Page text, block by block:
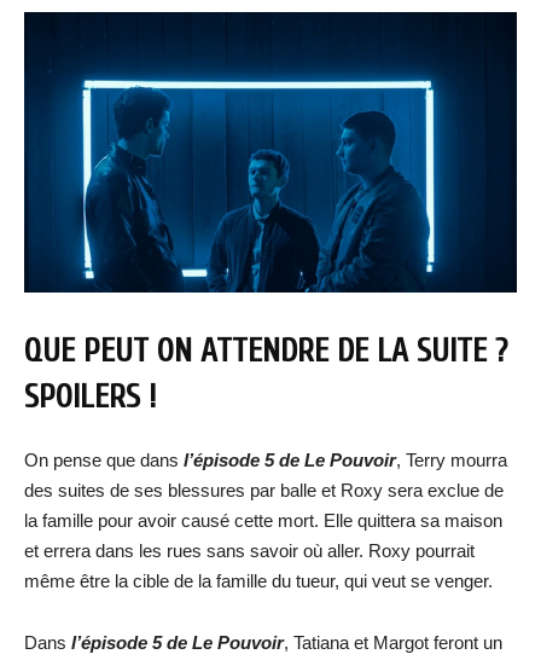
QUE PEUT ON ATTENDRE DE LA SUITE ?
SPOILERS !
On pense que dans l’épisode 5 de Le Pouvoir, Terry mourra
des suites de ses blessures par balle et Roxy sera exclue de
la famille pour avoir causé cette mort. Elle quittera sa maison
et errera dans les rues sans savoir où aller. Roxy pourrait
même être la cible de la famille du tueur, qui veut se venger.
Dans l’épisode 5 de Le Pouvoir, Tatiana et Margot feront un